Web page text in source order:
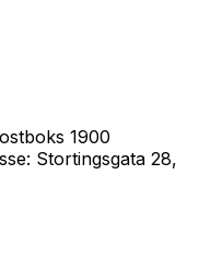
1900
Stortingsgata 28,